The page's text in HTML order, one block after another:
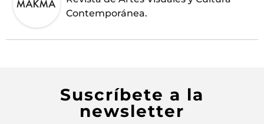
Contemporánea.
Suscríbete a la
newsletter